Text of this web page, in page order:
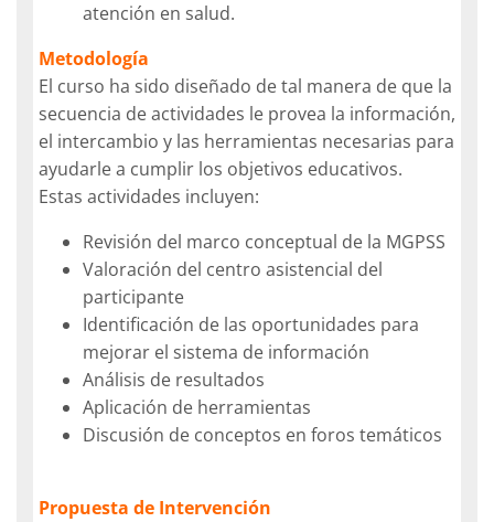
atención en salud.
Metodología
El curso ha sido diseñado de tal manera de que la
secuencia de actividades le provea la información,
el intercambio y las herramientas necesarias para
ayudarle a cumplir los objetivos educativos.
Estas actividades incluyen:
Revisión del marco conceptual de la MGPSS
Valoración del centro asistencial del
participante
Identificación de las oportunidades para
mejorar el sistema de información
Análisis de resultados
Aplicación de herramientas
Discusión de conceptos en foros temáticos
Propuesta de Intervención